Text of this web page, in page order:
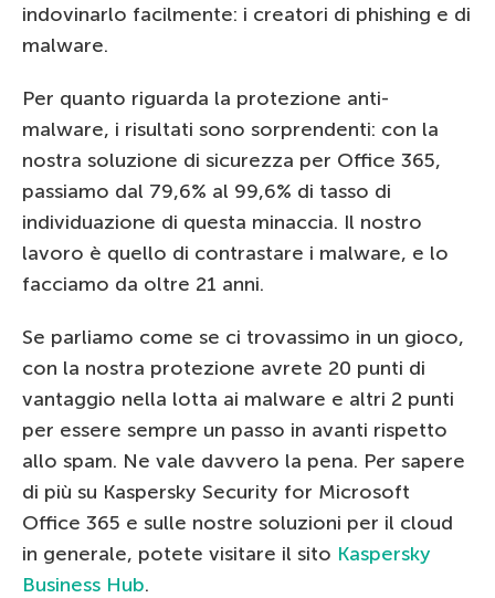
indovinarlo facilmente: i creatori di phishing e di
malware.
Per quanto riguarda la protezione anti-
malware, i risultati sono sorprendenti: con la
nostra soluzione di sicurezza per Office 365,
passiamo dal 79,6% al 99,6% di tasso di
individuazione di questa minaccia. Il nostro
lavoro è quello di contrastare i malware, e lo
facciamo da oltre 21 anni.
Se parliamo come se ci trovassimo in un gioco,
con la nostra protezione avrete 20 punti di
vantaggio nella lotta ai malware e altri 2 punti
per essere sempre un passo in avanti rispetto
allo spam. Ne vale davvero la pena. Per sapere
di più su Kaspersky Security for Microsoft
Office 365 e sulle nostre soluzioni per il cloud
in generale, potete visitare il sito Kaspersky
Business Hub.